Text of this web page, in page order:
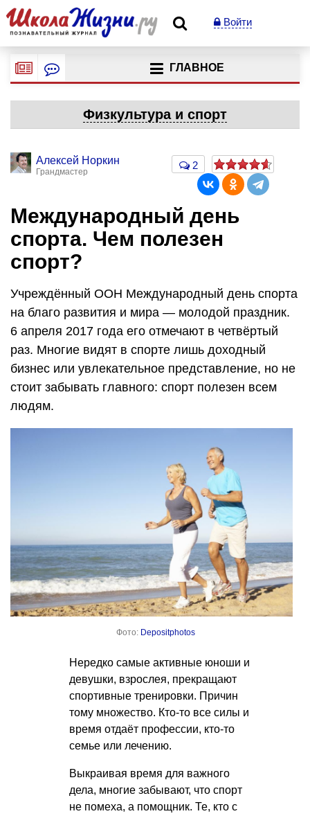
Войти
ГЛАВНОЕ
Физкультура и спорт
Алексей Норкин
Грандмастер
2
Международный день
спорта. Чем полезен
спорт?
Учреждённый ООН Международный день спорта
на благо развития и мира — молодой праздник.
6 апреля 2017 года его отмечают в четвёртый
раз. Многие видят в спорте лишь доходный
бизнес или увлекательное представление, но не
стоит забывать главного: спорт полезен всем
людям.
Фото: Depositphotos
Нередко самые активные юноши и
девушки, взрослея, прекращают
спортивные тренировки. Причин
тому множество. Кто-то все силы и
время отдаёт профессии, кто-то
семье или лечению.
Выкраивая время для важного
дела, многие забывают, что спорт
не помеха, а помощник. Те, кто с